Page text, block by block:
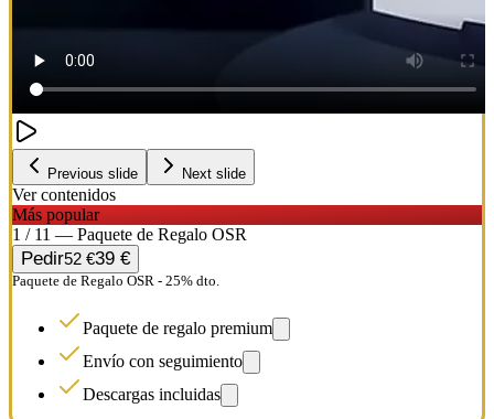
Previous slide Next slide
Ver contenidos
Más popular
1 / 11 — Paquete de Regalo OSR
Pedir52 €39 €
Paquete de Regalo OSR - 25% dto.
Paquete de regalo premium
Envío con seguimiento
Descargas incluidas